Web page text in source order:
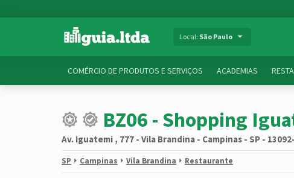
Local: São Paulo
COMÉRCIO DE PRODUTOS E SERVIÇOS ACADEMIAS
BZ06 - Shopping
Av. Iguatemi , 777 - Vila Brandina - Campinas - SP -
SP Campinas Vila Brandina Restaurante